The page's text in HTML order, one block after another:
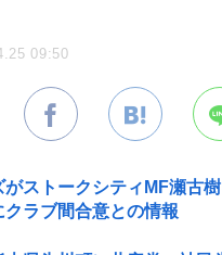
09:50
がストークシティMF瀬古
クラブ間合意との情報